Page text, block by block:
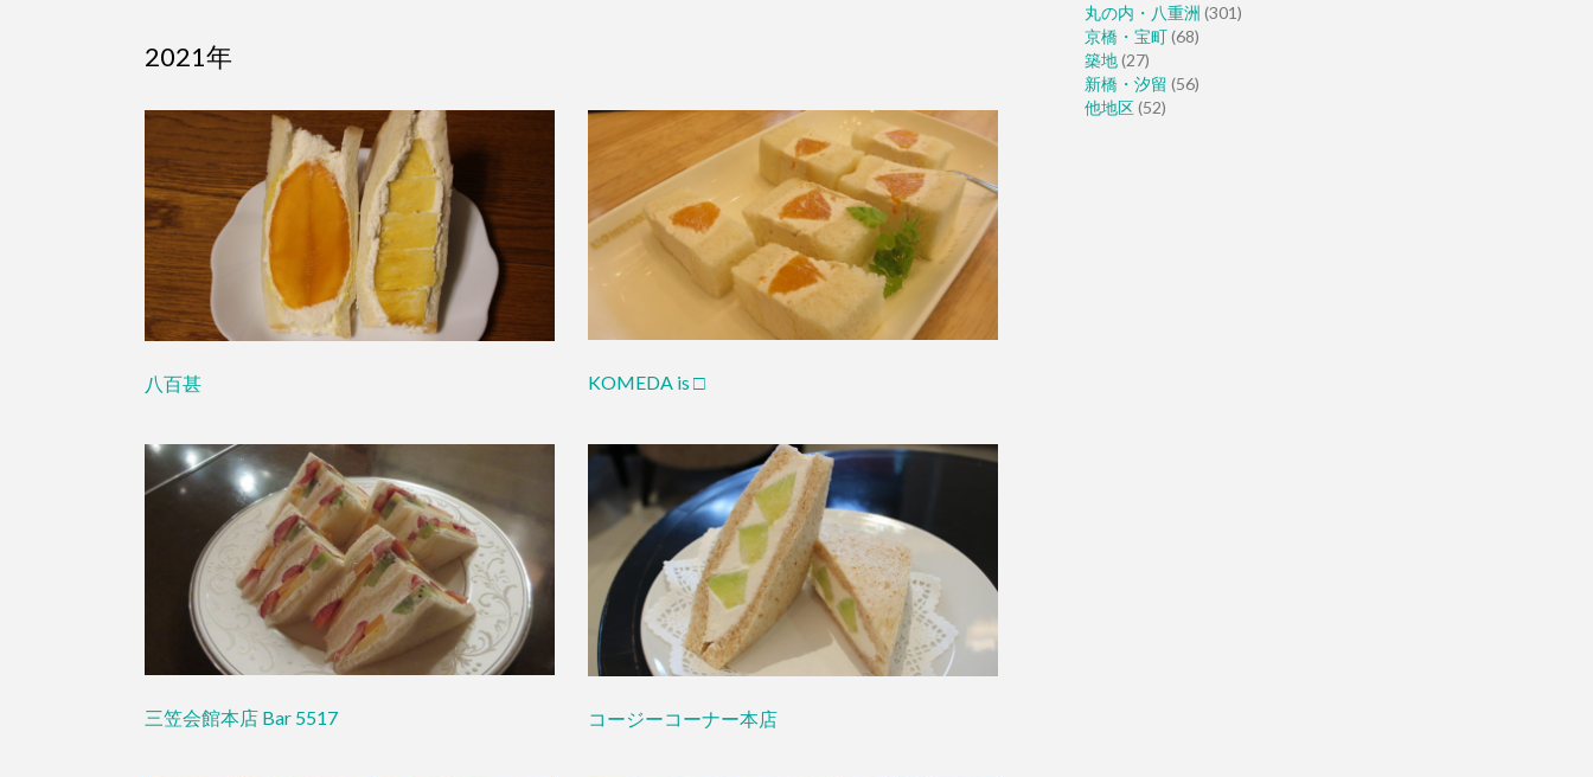
2021年
八百甚 KOMEDA is □
三笠会館本店 Bar 5517 コージーコーナー本店
丸の内・八重洲 (301)
京橋・宝町(68)
築地(27)
新橋・汐留 (56)
他地区(52)